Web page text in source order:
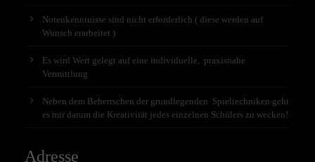
Notenkenntnisse sind nicht erforderlich ( diese werden auf
Wunsch erarbeitet )
Es wird Wert gelegt auf eine individuelle, praxisnahe
Vermittlung
Neben dem Beherrschen der grundlegenden Spieltechniken geht
es mir darum die Kreativität jedes einzelnen Schülers zu wecken!
Adresse